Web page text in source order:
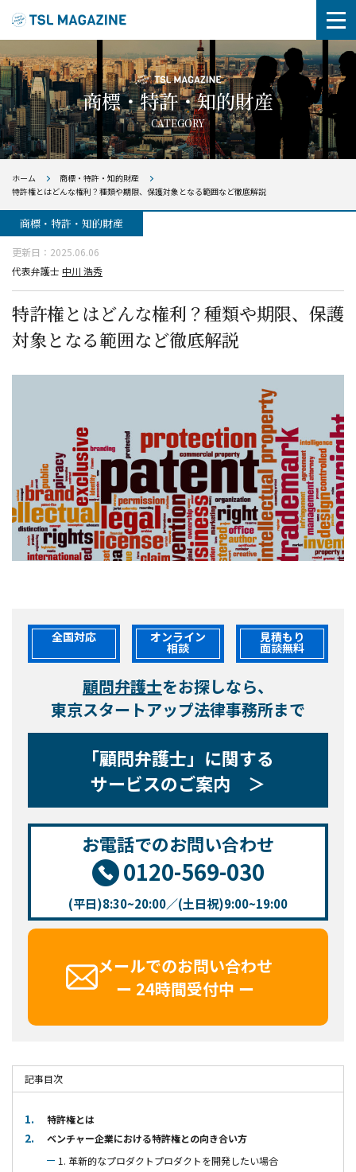
商標・特許・知的財産
CATEGORY
ホーム
商標・特許・知的財産
特許権とはどんな権利？種類や期限、保護対象となる範囲など徹底解説
商標・特許・知的財産
更新日： 2025.06.06
代表弁護士 中川 浩秀
特許権とはどんな権利？種類や期限、保護
対象となる範囲など徹底解説
全国対応 オンライン
相談
見積もり
面談無料
顧問弁護士をお探しなら、
東京スタートアップ法律事務所まで
「顧問弁護士」に関する
サービスのご案内 ＞
お電話でのお問い合わせ
0120-569-030
(平日)8:30~20:00／(土日祝)9:00~19:00
メールでのお問い合わせ
ー 24時間受付中 ー
記事目次
特許権とは
ベンチャー企業における特許権との向き合い方
1. 革新的なプロダクトプロダクトを開発したい場合